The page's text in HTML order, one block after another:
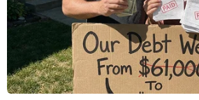
Ca vi phẫu ghép da đầu hiếm gặp
giúp bé gái phục hồi sau 10 năm
06/08/2026 07:15